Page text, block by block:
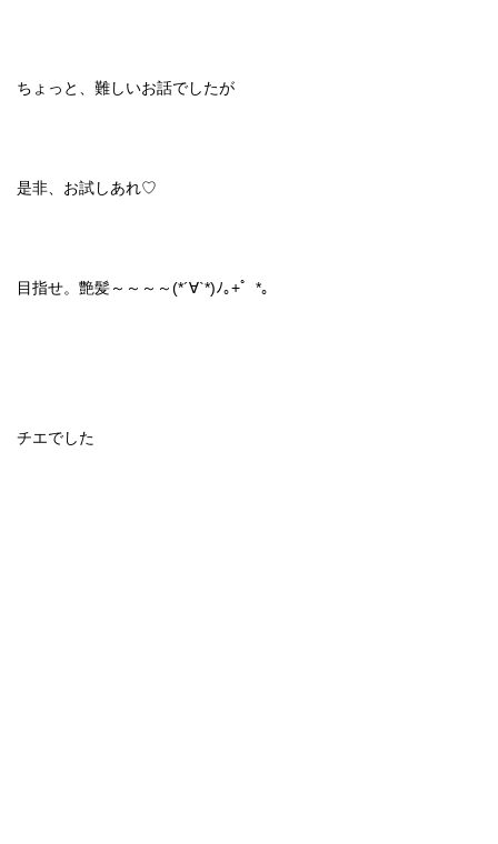
ちょっと、難しいお話でしたが
是非、お試しあれ♡
目指せ。艶髪～～～～(*´∀`*)ﾉ｡+゜*｡
チエでした